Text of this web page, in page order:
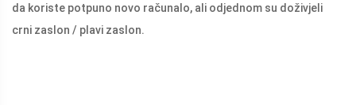
da koriste potpuno novo računalo, ali odjednom su doživjeli
crni zaslon / plavi zaslon.